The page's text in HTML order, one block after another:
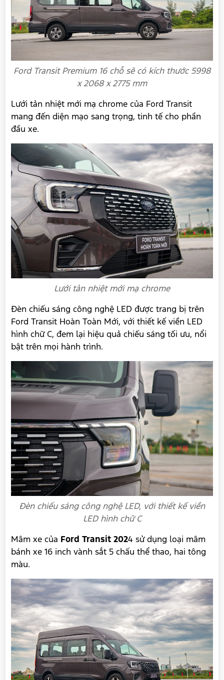
Ford Transit Premium 16 chỗ sẽ có kích thước 5998
x 2068 x 2775 mm
Lưới tản nhiệt mới mạ chrome của Ford Transit
mang đến diện mạo sang trọng, tinh tế cho phần
đầu xe.
Lưới tản nhiệt mới mạ chrome
Đèn chiếu sáng công nghệ LED được trang bị trên
Ford Transit Hoàn Toàn Mới, với thiết kế viền LED
hình chữ C, đem lại hiệu quả chiếu sáng tối ưu, nổi
bật trên mọi hành trình.
Đèn chiếu sáng công nghệ LED, với thiết kế viền
LED hình chữ C
Mâm xe của Ford Transit 2024 sử dụng loại mâm
bánh xe 16 inch vành sắt 5 chấu thể thao, hai tông
màu.